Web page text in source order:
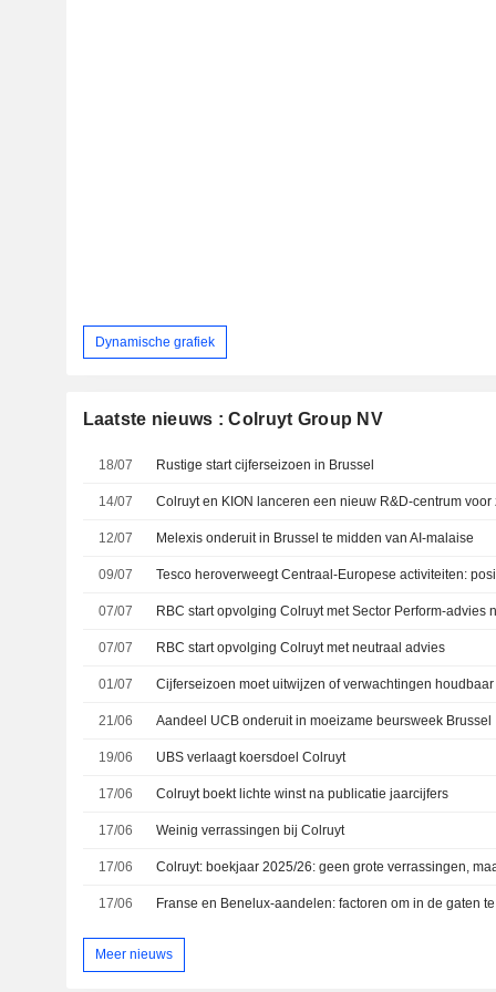
Dynamische grafiek
Laatste nieuws : Colruyt Group NV
18/07 Rustige start cijferseizoen in Brussel
14/07 Colruyt en KION lanceren een nieuw R&D-centrum
12/07 Melexis onderuit in Brussel te midden van AI-malaise
09/07
07/07
07/07 RBC start opvolging Colruyt met neutraal advies
01/07 Cijferseizoen moet uitwijzen of verwachtingen houdbaar
21/06 Aandeel UCB onderuit in moeizame beursweek Brussel
19/06 UBS verlaagt koersdoel Colruyt
17/06 Colruyt boekt lichte winst na publicatie jaarcijfers
17/06 Weinig verrassingen bij Colruyt
17/06
17/06 Franse en Benelux-aandelen: factoren om in de gaten
Meer nieuws